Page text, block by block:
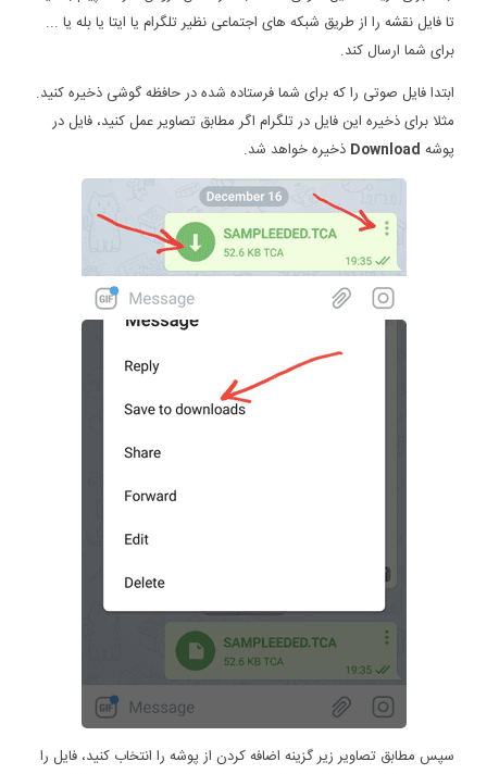
تا فایل نقشه را از طریق شبکه های اجتماعی نظیر تلگرام یا ایتا یا بله یا ...
برای شما ارسال کند.
ابتدا فایل صوتی را که برای شما فرستاده شده در حافظه گوشی ذخیره کنید.
مثلا برای ذخیره این فایل در تلگرام اگر مطابق تصاویر عمل کنید، فایل در
پوشه Download ذخیره خواهد شد.
سپس مطابق تصاویر زیر گزینه اضافه کردن از پوشه را انتخاب کنید، فایل را